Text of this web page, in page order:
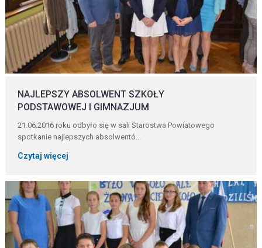
NAJLEPSZY ABSOLWENT SZKOŁY
PODSTAWOWEJ I GIMNAZJUM
21.06.2016 roku odbyło się w sali Starostwa Powiatowego
spotkanie najlepszych absolwentó...
Czytaj więcej